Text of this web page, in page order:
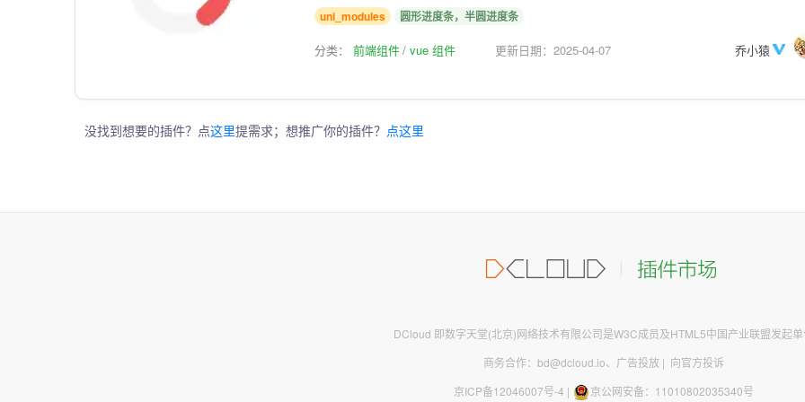
uni_modules 圆形进度条，半圆进度条
分类： 前端组件 vue 组件 更新日期：2025-04-07 乔小猿
没找到想要的插件？点这里提需求；想推广你的插件？ 点这里
DCloud 即数字天堂(北京)网络技术有限公司是W3C成员及HTML5中国产业联盟发起
商务合作：bd@dcloud.io、 广告投放 | 向官方投诉
京ICP备12046007号-4 | 京公网安备：11010802035340号